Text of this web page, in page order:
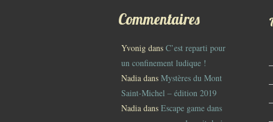
Commentaires
Yvonig dans C’est reparti pour
un confinement ludique !
Nadia dans Mystères du Mont
Saint-Michel – édition 2019
Nadia dans Escape game dans